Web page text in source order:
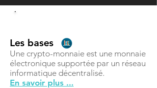
Les bases
Une crypto-monnaie est une monnaie
électronique supportée par un réseau
informatique décentralisé.
En savoir plus ...